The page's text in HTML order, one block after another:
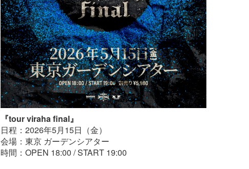
『tour viraha final』
日程：2026年5月15日（金）
会場：東京 ガーデンシアター
時間：OPEN 18:00 / START 19:00